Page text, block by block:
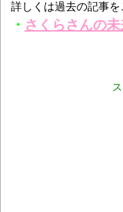
詳しくは過去の記事を
・ さくらさんの